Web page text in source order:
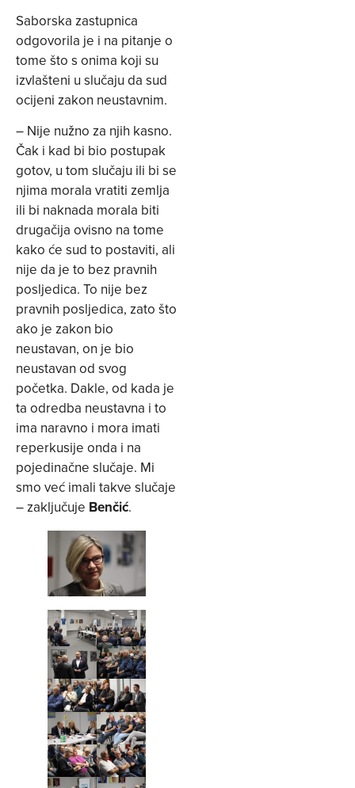
Saborska zastupnica
odgovorila je i na pitanje o
tome što s onima koji su
izvlašteni u slučaju da sud
ocijeni zakon neustavnim.
– Nije nužno za njih kasno.
Čak i kad bi bio postupak
gotov, u tom slučaju ili bi se
njima morala vratiti zemlja
ili bi naknada morala biti
drugačija ovisno na tome
kako će sud to postaviti, ali
nije da je to bez pravnih
posljedica. To nije bez
pravnih posljedica, zato što
ako je zakon bio
neustavan, on je bio
neustavan od svog
početka. Dakle, od kada je
ta odredba neustavna i to
ima naravno i mora imati
reperkusije onda i na
pojedinačne slučaje. Mi
smo već imali takve slučaje
– zaključuje Benčić.